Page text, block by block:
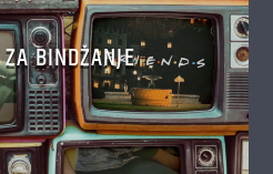
BINDŽANJE